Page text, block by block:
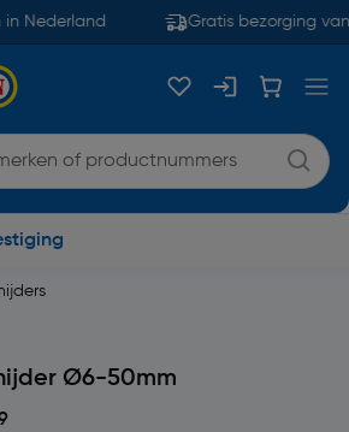
Nederland Gratis bezorging
Ø6-50mm